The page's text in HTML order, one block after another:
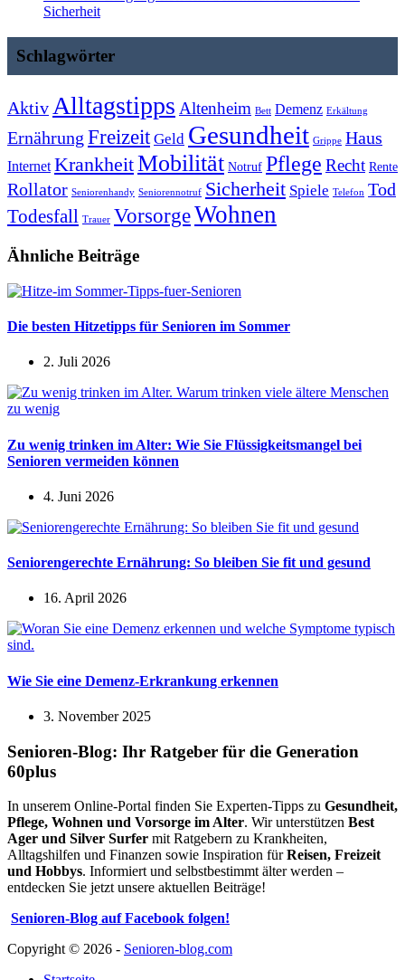
Sicherheit
Schlagwörter
AktivAlltagstipps Altenheim Bett Demenz Erkältung
Ernährung Freizeit Geld Gesundheit Grippe Haus
Internet KrankheitMobilität Notruf Pflege Recht Rente
Rollator Seniorenhandy Seniorennotruf Sicherheit Spiele Telefon Tod
Todesfall
Trauer VorsorgeWohnen
Ähnliche Beiträge
Die besten Hitzetipps für Senioren im Sommer
2. Juli 2026
Zu wenig trinken im Alter: Wie Sie Flüssigkeitsmangel bei
Senioren vermeiden können
4. Juni 2026
Seniorengerechte Ernährung: So bleiben Sie fit und gesund
16. April 2026
Wie Sie eine Demenz-Erkrankung erkennen
3. November 2025
Senioren-Blog: Ihr Ratgeber für die Generation
60plus
In unserem Online-Portal finden Sie Experten-Tipps zu Gesundheit,
Pflege, Wohnen und Vorsorge im Alter. Wir unterstützen Best
Ager und Silver Surfer mit Ratgebern zu Krankheiten,
Alltagshilfen und Finanzen sowie Inspiration fürReisen, Freizeit
und Hobbys. Informiert und selbstbestimmt älter werden –
entdecken Sie jetzt unsere aktuellen Beiträge!
Senioren-Blog auf Facebook folgen!
Copyright © 2026 - Senioren-blog.com